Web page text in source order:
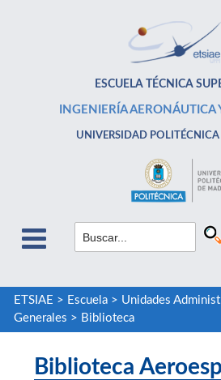
ESCUELA TÉCNICA
INGENIERÍA AERONÁUTICA
UNIVERSIDAD
ETSIAE > Escuela> Unidades
Generales > Biblioteca
Biblioteca